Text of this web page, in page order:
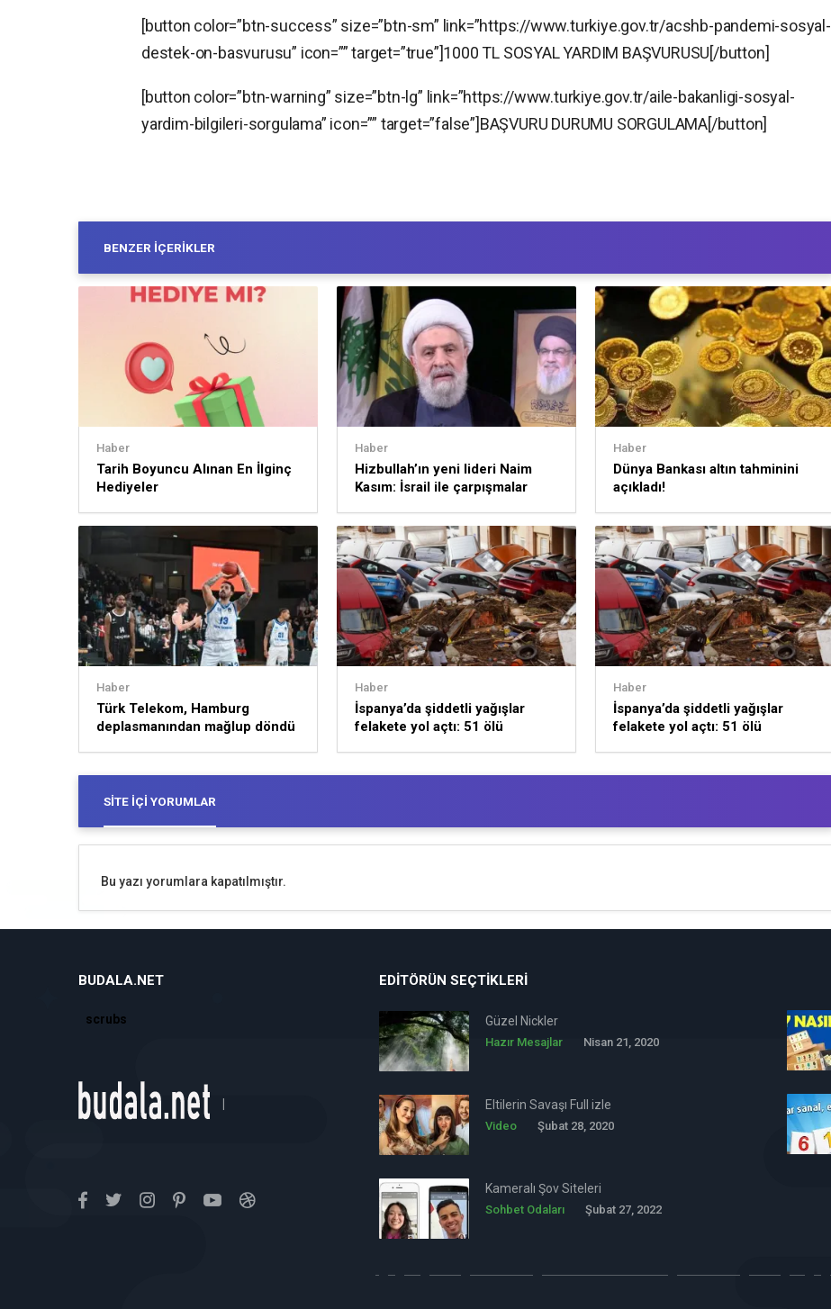
[button color=”btn-success” size=”btn-sm” link=”https://www.turkiye.gov.tr/acshb-pandemi-sosyal-
destek-on-basvurusu” icon=”” target=”true”]1000 TL SOSYAL YARDIM BAŞVURUSU[/button]
[button color=”btn-warning” size=”btn-lg” link=”https://www.turkiye.gov.tr/aile-bakanligi-sosyal-
yardim-bilgileri-sorgulama” icon=”” target=”false”]BAŞVURU DURUMU SORGULAMA[/button]
BENZER İÇERIKLER
Haber
Tarih Boyuncu Alınan En İlginç
Hediyeler
Haber
Hizbullah’ın yeni lideri Naim
Kasım: İsrail ile çarpışmalar
Haber
Dünya Bankası altın tahminini
açıkladı!
Haber
Türk Telekom, Hamburg
deplasmanından mağlup döndü
Haber
İspanya’da şiddetli yağışlar
felakete yol açtı: 51 ölü
Haber
İspanya’da şiddetli yağışlar
felakete yol açtı: 51 ölü
SITE İÇI YORUMLAR
Bu yazı yorumlara kapatılmıştır.
BUDALA.NET
scrubs
|
EDITÖRÜN SEÇTIKLERI
Güzel Nickler
Hazır Mesajlar Nisan 21, 2020
Eltilerin Savaşı Full izle
Video Şubat 28, 2020
Kameralı Şov Siteleri
Sohbet Odaları Şubat 27, 2022